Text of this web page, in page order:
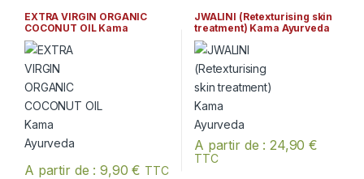
EXTRA VIRGIN ORGANIC
COCONUT OIL Kama
Ayurveda
A partir de :9,90€ TTC
JWALINI (Retexturising skin
treatment) Kama Ayurveda
A partir de :24,90€
TTC
Ce produit a plusieurs